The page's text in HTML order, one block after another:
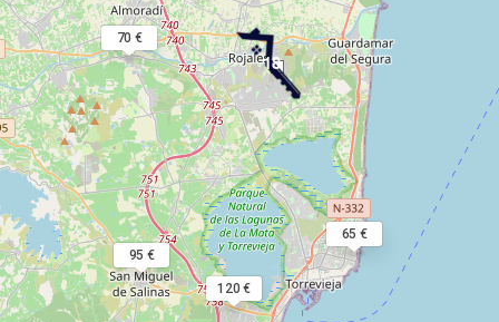
18
120 €
95 €
65 €
70 €
Chargement des cartes